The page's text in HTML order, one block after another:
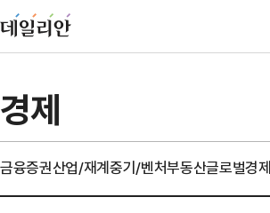
경제
금융증권산업/재계중기/벤처부동산글로벌경제